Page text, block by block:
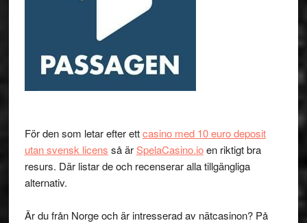
För den som letar efter ettcasino med 10 euro deposit
utan svensk licens så ärSpelaCasino.ioen riktigt bra
resurs. Där listar de och recenserar alla tillgängliga
alternativ.
Är du från Norge och är intresserad av nätcasinon? På